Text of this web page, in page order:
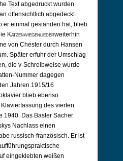
Text abgedruckt wurden.
offensichtlich abgedeckt.
er einmal gestanden hat, blieb
Katzenwiegenliederweiterhin
von Chester durch Hansen
Später erfuhr der Umschlag
die v-Schreibweise wurde
Nummer dagegen
Jahren 1915/16
blieb ebenso
des vierten
1940. Das Basler Sacher
Nachlass einen
russisch-französisch. Er ist
eingeklebten weißen